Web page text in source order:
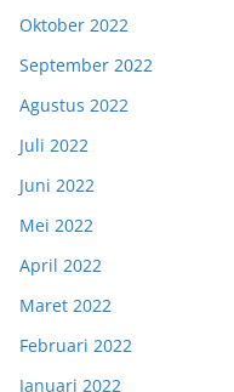
Oktober 2022
September 2022
Agustus 2022
Juli 2022
Juni 2022
Mei 2022
April 2022
Maret 2022
Februari 2022
Januari 2022